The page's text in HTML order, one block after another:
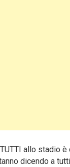
allo stadio
dicendo a